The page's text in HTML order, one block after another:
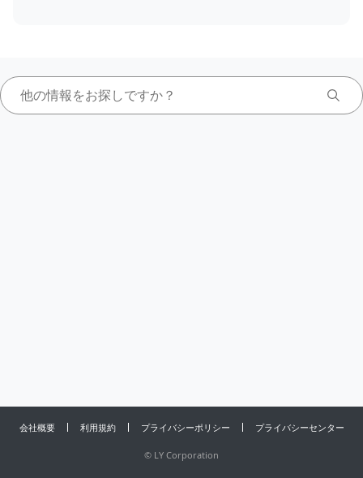
会社概要 利用規約 プライバシーポリシー プライバシーセンター
© LY Corporation